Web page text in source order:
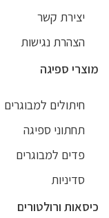
יצירת קשר
הצהרת נגישות
מוצרי ספיגה
חיתולים למבוגרים
תחתוני ספיגה
פדים למבוגרים
סדיניות
כיסאות ורולטורים